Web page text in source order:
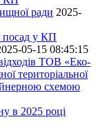
ради 2025-
посад у КП
05-15 08:45:15
ТОВ «Еко-
територіальної
схемою
в 2025 році